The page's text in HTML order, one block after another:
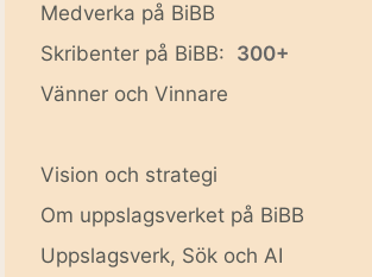
Medverka på BiBB
Skribenter på BiBB: 300+
Vänner och Vinnare
Vision och strategi
Om uppslagsverket på BiBB
Uppslagsverk, Sök och AI